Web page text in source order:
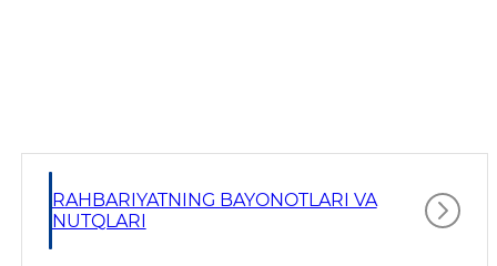
RAHBARIYATNING BAYONOTLARI VA
NUTQLARI